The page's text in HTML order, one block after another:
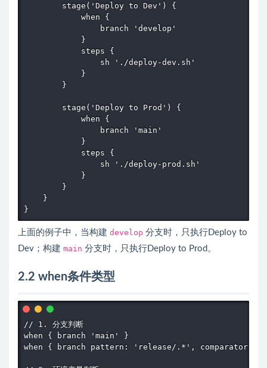
        stage('Deploy to Dev') {
            when {
                branch 'develop'
            }
            steps {
                sh './deploy-dev.sh'
            }
        }
        stage('Deploy to Prod') {
            when {
                branch 'main'
            }
            steps {
                sh './deploy-prod.sh'
            }
        }
    }
}
上面的例子中，当构建 develop 分支时，只执行Deploy to
Dev；构建 main 分支时，只执行Deploy to Prod。
2.2 when条件类型
// 1. 分支判断
when { branch 'main' }
when { branch pattern: 'release/.*', comparator: